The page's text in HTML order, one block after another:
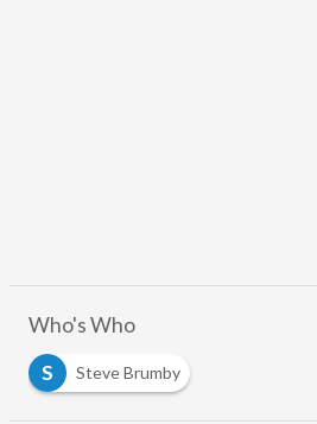
Who's Who
S
Steve Brumby